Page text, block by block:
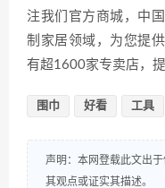
注我们官方商城，中
制家居领域，为您提
有超1600家专卖店，
围巾 好看 工具
声明：本网登载此文出
其观点或证实其描述。